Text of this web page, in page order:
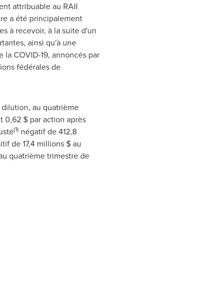
attribuable au RAII
a été principalement
à recevoir, à la suite d'un
ainsi qu'à une
COVID-19, annoncés par
fédérales de
au quatrième
0,62 $ par action après
(1)négatif de 412,8
de 17,4 millions $ au
quatrième trimestre de